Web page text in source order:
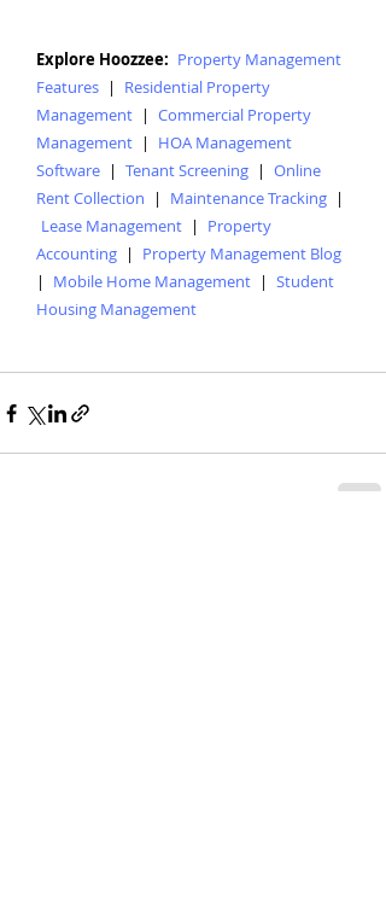
Explore Hoozzee: Property Management
Features |
Residential Property
Management | Commercial Property
Management |
HOA Management
Software | Tenant Screening | Online
Rent Collection
| Maintenance Tracking |
Lease Management |
Property
Accounting |
Property Management Blog
|
Mobile Home Management | Student
Housing Management